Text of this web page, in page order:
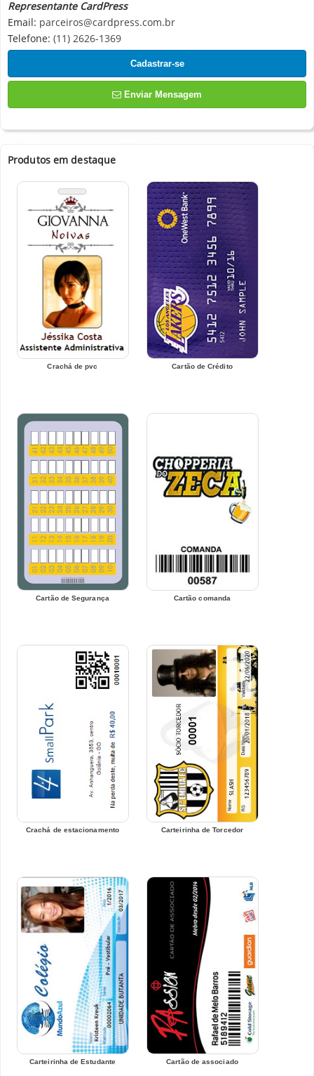
Representante CardPress
Email: parceiros@cardpress.com.br
Telefone: (11) 2626-1369
Cadastrar-se
Enviar Mensagem
Produtos em destaque
Crachá de pvc Cartão de Crédito
Cartão de Segurança Cartão comanda
Crachá de estacionamento Carteirinha de Torcedor
Carteirinha de Estudante Cartão de associado